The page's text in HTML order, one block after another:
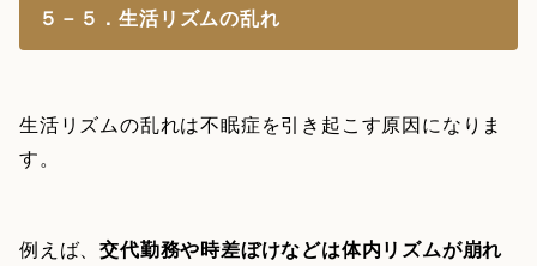
５－５．生活リズムの乱れ
生活リズムの乱れは不眠症を引き起こす原因になりま
す。
例えば、交代勤務や時差ぼけなどは体内リズムが崩れ